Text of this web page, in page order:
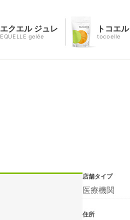
エクエル ジュレ
EQUELLE gelée
トコエル
tocoelle
店舗タイプ
医療機関
住所